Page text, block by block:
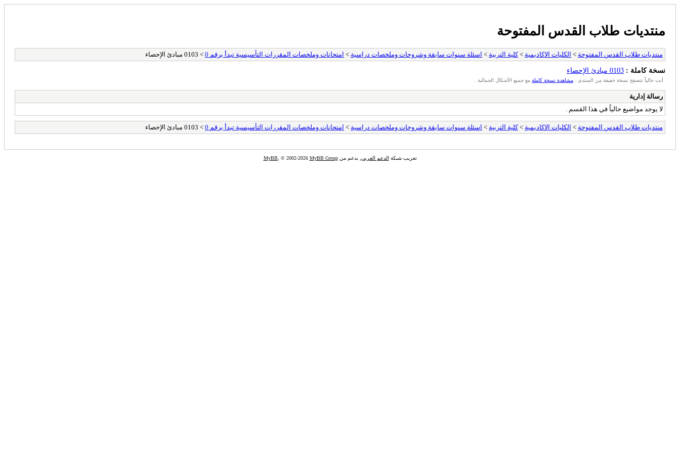
منتديات طلاب القدس المفتوحة
منتديات طلاب القدس المفتوحة > الكليات الاكاديمية >كلية التربية > اسئلة سنوات سابقة وشروحات وملخصات دراسية > امتحانات وملخصات المقررات التأسيسية تبدأ برقم 0 > 0103 مبادئ الإحصاء
نسخة كاملة : 0103 مبادئ الإحصاء
أنت حالياً تتصفح نسخة خفيفة من المنتدى . مشاهدة نسخة كاملة مع جميع الأشكال الجمالية .
رسالة إدارية
لا يوجد مواضيع حالياً في هذا القسم .
منتديات طلاب القدس المفتوحة > الكليات الاكاديمية >كلية التربية > اسئلة سنوات سابقة وشروحات وملخصات دراسية > امتحانات وملخصات المقررات التأسيسية تبدأ برقم 0 > 0103 مبادئ الإحصاء
تعريب شبكة الدعم العربي , بدعم من MyBB, © 2002-2026 MyBB Group